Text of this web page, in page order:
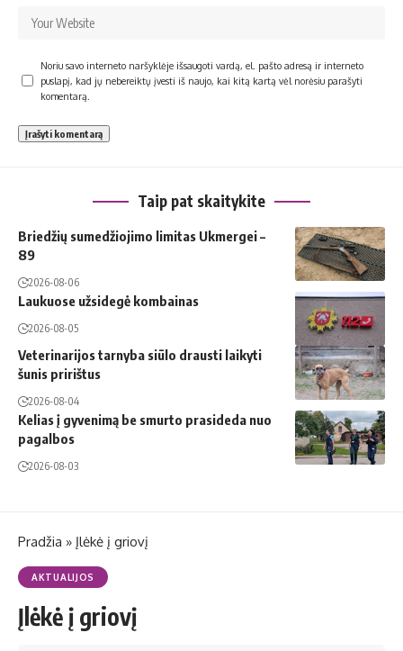
Noriu savo interneto naršyklėje išsaugoti vardą, el. pašto adresą ir interneto
puslapį, kad jų nebereiktų įvesti iš naujo, kai kitą kartą vėl norėsiu parašyti
komentarą.
Taip pat skaitykite
Briedžių sumedžiojimo limitas Ukmergei –
89
2026-08-06
Laukuose užsidegė kombainas
2026-08-05
Veterinarijos tarnyba siūlo drausti laikyti
šunis pririštus
2026-08-04
Kelias į gyvenimą be smurto prasideda nuo
pagalbos
2026-08-03
Pradžia » Įlėkė į griovį
AKTUALIJOS
Įlėkė į griovį